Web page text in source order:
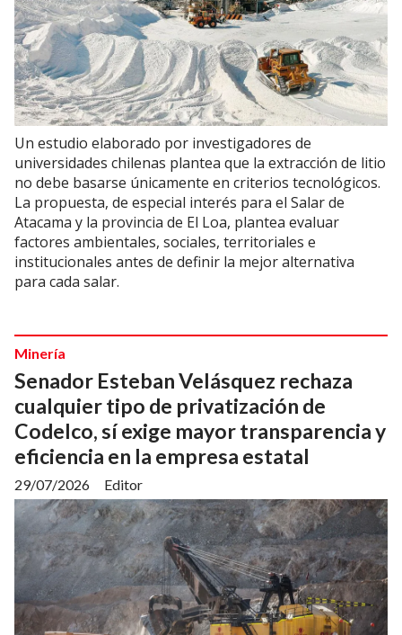
Un estudio elaborado por investigadores de
universidades chilenas plantea que la extracción de litio
no debe basarse únicamente en criterios tecnológicos.
La propuesta, de especial interés para el Salar de
Atacama y la provincia de El Loa, plantea evaluar
factores ambientales, sociales, territoriales e
institucionales antes de definir la mejor alternativa
para cada salar.
Senador Esteban Velásquez rechaza
cualquier tipo de privatización de
Codelco, sí exige mayor transparencia y
eficiencia en la empresa estatal
Editor
Minería
29/07/2026